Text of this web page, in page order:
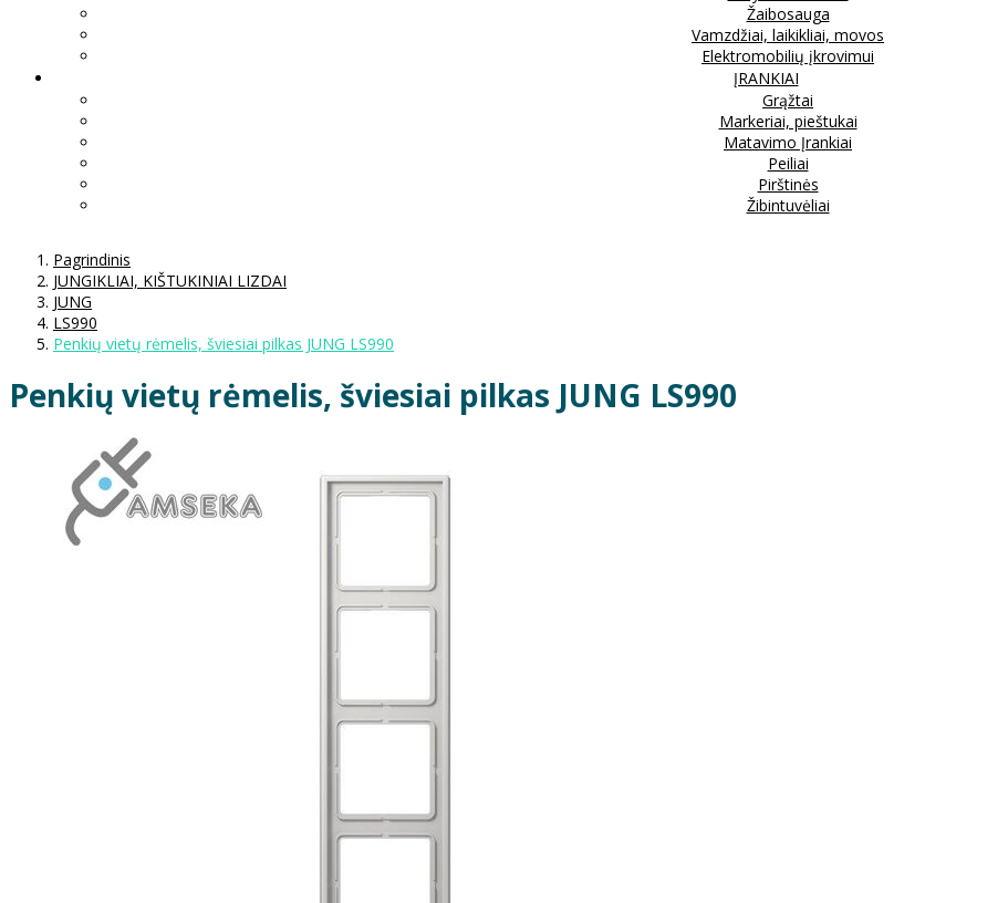
Žaibosauga
Vamzdžiai, laikikliai, movos
Elektromobilių įkrovimui
ĮRANKIAI
Grąžtai
Markeriai, pieštukai
Matavimo Įrankiai
Peiliai
Pirštinės
Žibintuvėliai
Pagrindinis
JUNGIKLIAI, KIŠTUKINIAI LIZDAI
JUNG
LS990
Penkių vietų rėmelis, šviesiai pilkas JUNG LS990
Penkių vietų rėmelis, šviesiai pilkas JUNG LS990